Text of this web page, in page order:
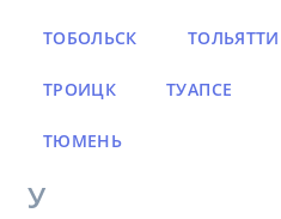
ТОБОЛЬСК ТОЛЬЯТТИ
ТРОИЦК ТУАПСЕ
ТЮМЕНЬ
У